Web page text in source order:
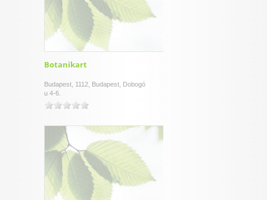
Botanikart
Budapest, 1112, Budapest, Dobogó
u 4-6.